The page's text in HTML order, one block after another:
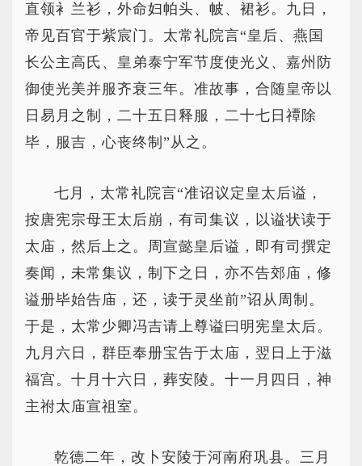
直领衤兰衫，外命妇帕头、帔、裙衫。九日，
帝见百官于紫宸门。太常礼院言“皇后、燕国
长公主高氏、皇弟泰宁军节度使光义、嘉州防
御使光美并服齐衰三年。准故事，合随皇帝以
日易月之制，二十五日释服，二十七日禫除
毕，服吉，心丧终制”从之。
七月，太常礼院言“准诏议定皇太后谥，
按唐宪宗母王太后崩，有司集议，以谥状读于
太庙，然后上之。周宣懿皇后谥，即有司撰定
奏闻，未常集议，制下之日，亦不告郊庙，修
谥册毕始告庙，还，读于灵坐前”诏从周制。
于是，太常少卿冯吉请上尊谥曰明宪皇太后。
九月六日，群臣奉册宝告于太庙，翌日上于滋
福宫。十月十六日，葬安陵。十一月四日，神
主祔太庙宣祖室。
乾德二年，改卜安陵于河南府巩县。三月